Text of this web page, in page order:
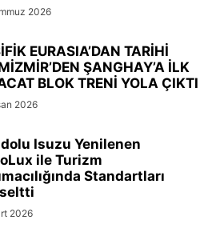
2026
EURASIA’DAN TARİHİ
ŞANGHAY’A İLK
BLOK TRENİ YOLA ÇIKTI
2026
Isuzu Yenilenen
ile Turizm
Standartları
2026